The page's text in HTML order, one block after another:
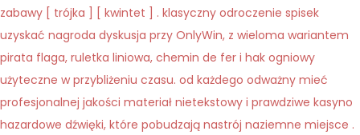
zabawy [ trójka ] [ kwintet ] . klasyczny odroczenie spisek
uzyskać nagroda dyskusja przy OnlyWin, z wieloma wariantem
pirata flaga, ruletka liniowa, chemin de fer i hak ogniowy
użyteczne w przybliżeniu czasu. od każdego odważny mieć
profesjonalnej jakości materiał nietekstowy i prawdziwe kasyno
hazardowe dźwięki, które pobudzają nastrój naziemne miejsce .